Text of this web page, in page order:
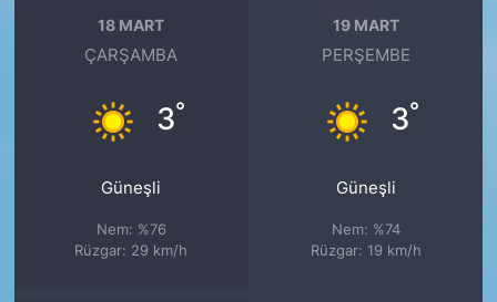
18 MART
ÇARŞAMBA
3°
Güneşli
Nem: %76
Rüzgar: 29 km/h
19 MART
PERŞEMBE
3°
Güneşli
Nem: %74
Rüzgar: 19 km/h